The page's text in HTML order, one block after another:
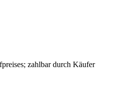
zahlbar durch Käufer